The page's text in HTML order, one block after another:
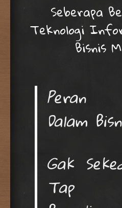
Seberapa
Teknologi
Bisnis
Peran
Dalam
Gak
Tap